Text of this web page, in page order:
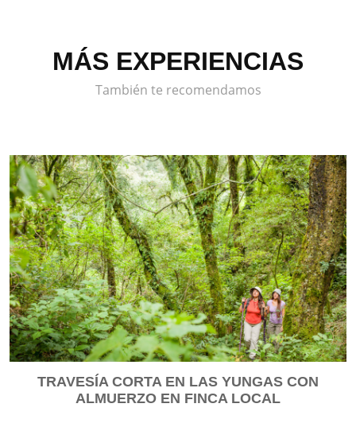
MÁS EXPERIENCIAS
También te recomendamos
TRAVESÍA CORTA EN LAS YUNGAS CON
ALMUERZO EN FINCA LOCAL